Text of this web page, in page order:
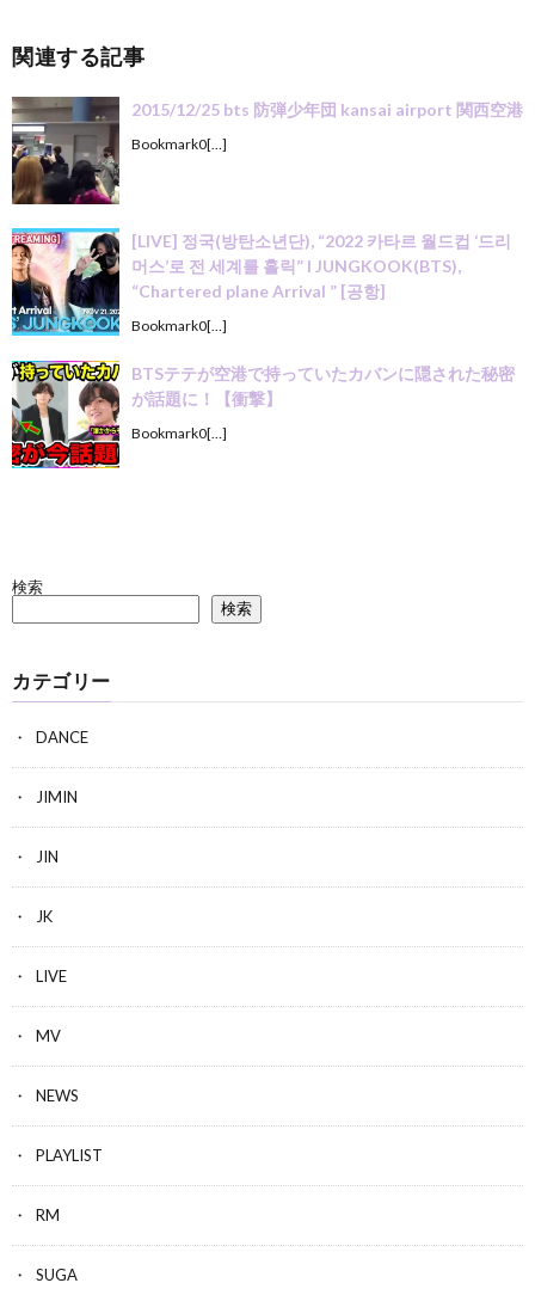
関連する記事
2015/12/25 bts 防弾少年団 kansai airport 関西空港
Bookmark0[…]
[LIVE] 정국(방탄소년단), “2022 카타르 월드컵 ‘드리
머스’로 전 세계를 홀릭” l JUNGKOOK(BTS),
“Chartered plane Arrival ” [공항]
Bookmark0[…]
BTSテテが空港で持っていたカバンに隠された秘密
が話題に！【衝撃】
Bookmark0[…]
検索
検索
カテゴリー
DANCE
JIMIN
JIN
JK
LIVE
MV
NEWS
PLAYLIST
RM
SUGA